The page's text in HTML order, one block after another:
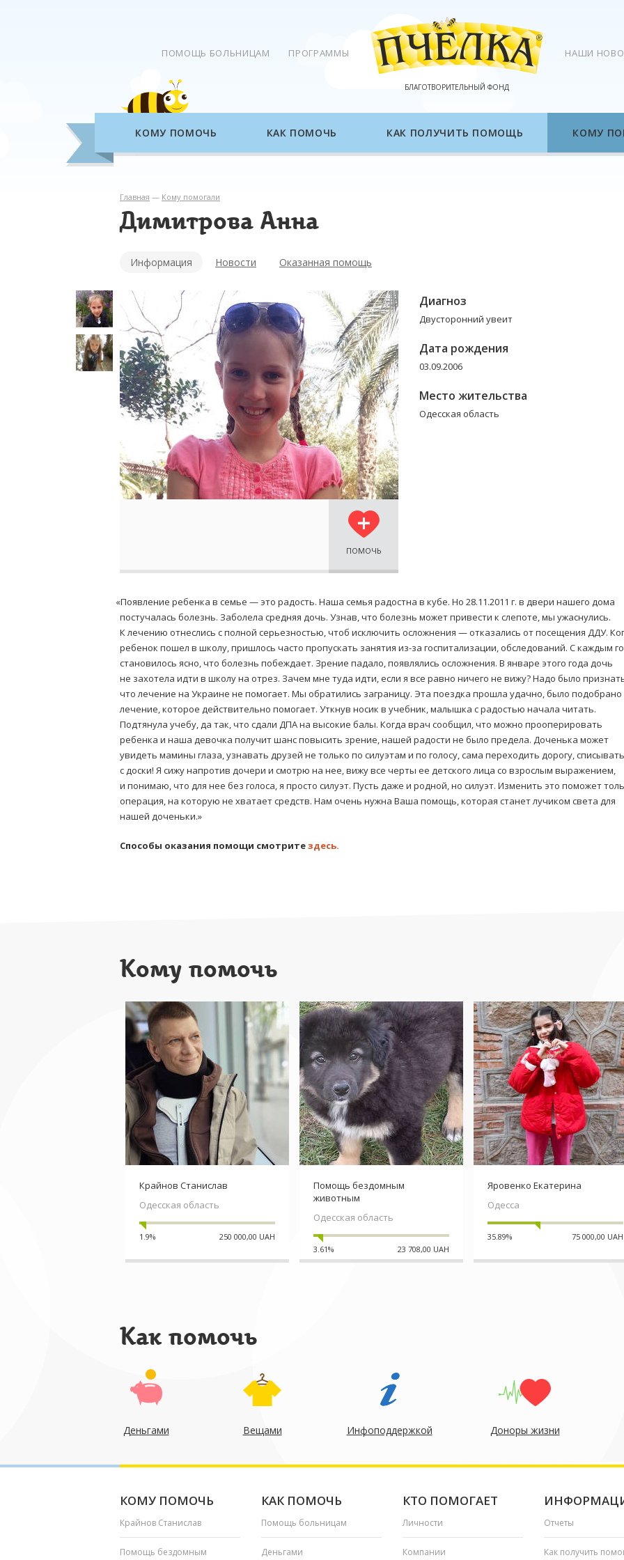
ПОМОЩЬ БОЛЬНИЦАМ ПРОГРАММЫ
БЛАГОТВОРИТЕЛЬНЫЙ ФОНД
НАШИ
КОМУ ПОМОЧЬ КАК ПОМОЧЬ КАК ПОЛУЧИТЬ ПОМОЩЬ КОМУ
Главная — Кому помогали
Димитрова Анна
Информация Новости Оказанная помощь
ПОМОЧЬ
Диагноз
Двусторонний увеит
Дата рождения
03.09.2006
Место жительства
Одесская область
«Появление ребенка в семье — это радость. Наша семья радостна в кубе.Но 28.11.2011 г. в двери нашего дома
постучалась болезнь. Заболела средняя дочь. Узнав, что болезнь может привести к слепоте, мы ужаснулись.
К лечению отнеслись с полной серьезностью, чтоб исключить осложнения — отказались от посещения ДДУ.
ребенок пошел в школу, пришлось часто пропускать занятия из-за госпитализации, обследований. С каждым
становилось ясно, что болезнь побеждает. Зрение падало, появлялись осложнения. В январе этого года дочь
не захотела идти в школу на отрез. Зачем мне туда идти, если я все равно ничего не вижу? Надо было
что лечение на Украине не помогает. Мы обратились заграницу. Эта поездка прошла удачно, было подобрано
лечение, которое действительно помогает. Уткнув носик в учебник, малышка с радостью начала читать.
Подтянула учебу, да так, что сдали ДПА на высокие балы. Когда врач cообщил, что можно прооперировать
ребенка и наша девочка получит шанс повысить зрение, нашей радости не было предела. Доченька может
увидеть мамины глаза, узнавать друзей не только по силуэтам и по голосу, сама переходить дорогу, списывать
с доски! Я сижу напротив дочери и смотрю на нее, вижу все черты ее детского лица со взрослым выражением,
и понимаю, что для нее без голоса, я просто силуэт. Пусть даже и родной, но силуэт. Изменить это поможет
операция, на которую не хватает средств. Нам очень нужна Ваша помощь, которая станет лучиком света для
нашей доченьки.»
Способы оказания помощи смотритездесь.
Кому помочь
Крайнов Станислав
Одесская область
1.9% 250 000,00 UAH
Помощь бездомным
животным
Одесская область
3.61% 23 708,00 UAH
Яровенко Екатерина
Одесса
35.89% 75 000,00 UAH
Как помочь
Деньгами Вещами Инфоподдержкой Доноры жизни
КОМУ ПОМОЧЬ
Крайнов Станислав
Помощь бездомным
КАК ПОМОЧЬ
Помощь больницам
Деньгами
КТО ПОМОГАЕТ
Личности
Компании
Отчеты
Как получить